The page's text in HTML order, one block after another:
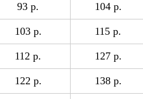
93 р. 104 р.
103 р. 115 р.
112 р. 127 р.
122 р. 138 р.